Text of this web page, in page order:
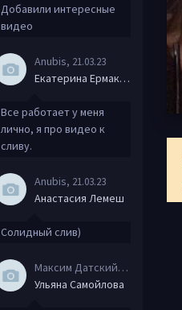
Добавили интересные
видео
Anubis, 21.03.23
Екатерина Ермакова
Все работает у меня
лично, я про видео к
сливу.
Anubis, 21.03.23
Анастасия Лемеш
Солидный слив)
Максим Датский
, 15.08.20
Ульяна Самойлова